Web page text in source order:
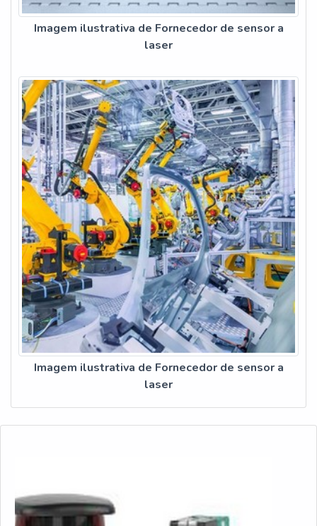
Imagem ilustrativa de Fornecedor de sensor a
laser
Imagem ilustrativa de Fornecedor de sensor a
laser